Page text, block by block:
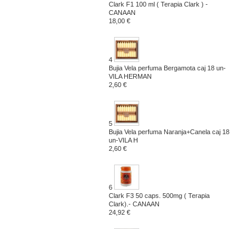
Clark F1 100 ml ( Terapia Clark ) -
CANAAN
18,00 €
4
Bujia Vela perfuma Bergamota caj 18 un-
VILA HERMAN
2,60 €
5
Bujia Vela perfuma Naranja+Canela caj 18
un-VILA H
2,60 €
6
Clark F3 50 caps. 500mg ( Terapia
Clark).- CANAAN
24,92 €